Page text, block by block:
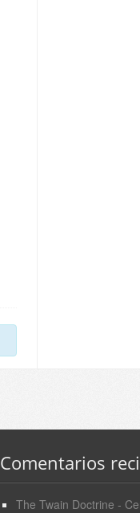
Comentarios
The Twain Doctrine -